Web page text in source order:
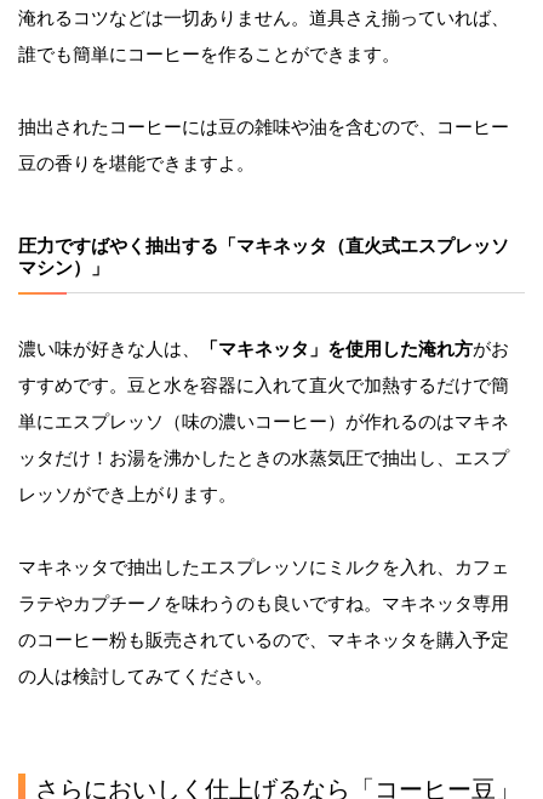
淹れるコツなどは一切ありません。道具さえ揃っていれば、
誰でも簡単にコーヒーを作ることができます。
抽出されたコーヒーには豆の雑味や油を含むので、コーヒー
豆の香りを堪能できますよ。
圧力ですばやく抽出する「マキネッタ（直火式エスプレッソ
マシン）」
濃い味が好きな人は、 「マキネッタ」を使用した淹れ方がお
すすめです。豆と水を容器に入れて直火で加熱するだけで簡
単にエスプレッソ（味の濃いコーヒー）が作れるのはマキネ
ッタだけ！お湯を沸かしたときの水蒸気圧で抽出し、エスプ
レッソができ上がります。
マキネッタで抽出したエスプレッソにミルクを入れ、カフェ
ラテやカプチーノを味わうのも良いですね。マキネッタ専用
のコーヒー粉も販売されているので、マキネッタを購入予定
の人は検討してみてください。
さらにおいしく仕上げるなら「コーヒー豆」